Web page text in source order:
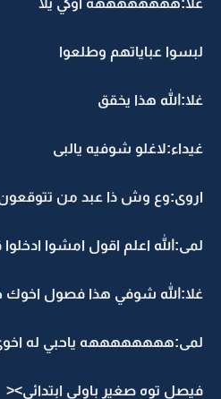
غلا:ههههههههه اوكي يلا
لبسوا عباياتهم وطلعوا
غلا:الله هذا يخقق
غيداء:لاغلو شوفيه يالبى
اروى:وع وش ذا عبد من تتوقعون
لمى:الله اعلم اقول امشوا ادخلوا
غلا:الله شوفي هذا فصول اخوك
لمى:ههههههههه ياحبي له
فيصل توه صغير باولى ابتدائي><